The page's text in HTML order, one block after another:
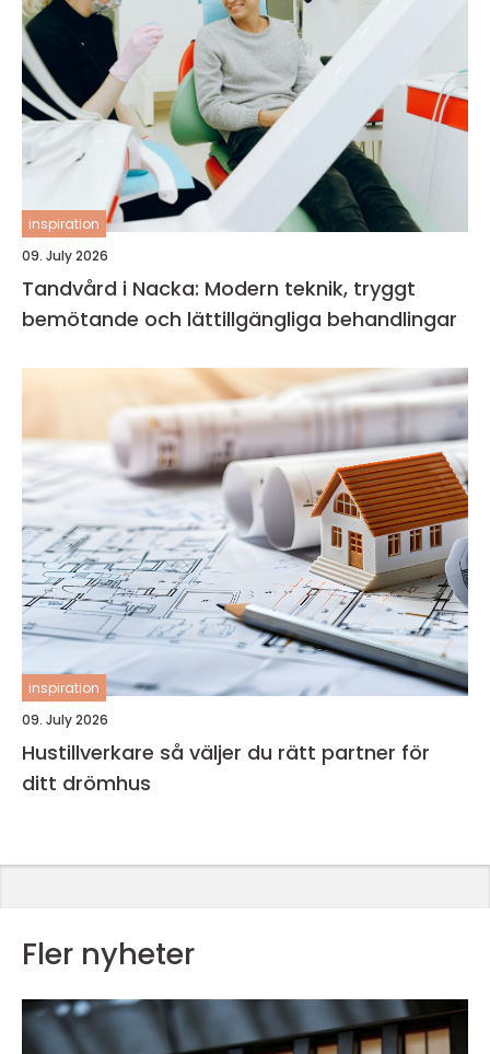
inspiration
09. July 2026
Tandvård i Nacka: Modern teknik, tryggt
bemötande och lättillgängliga behandlingar
inspiration
09. July 2026
Hustillverkare så väljer du rätt partner för
ditt drömhus
Fler nyheter